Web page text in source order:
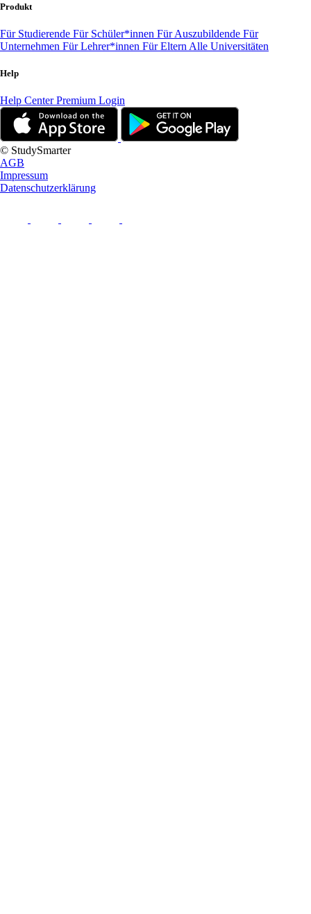
Produkt
Für Studierende Für Schüler*innen Für Auszubildende Für
Unternehmen Für Lehrer*innen Für Eltern Alle Universitäten
Help
Help CenterPremium Login
© StudySmarter
AGB
Impressum
Datenschutzerklärung